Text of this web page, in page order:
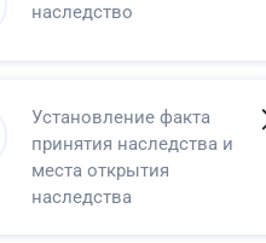
наследство
Установление факта
принятия наследства и
места открытия
наследства